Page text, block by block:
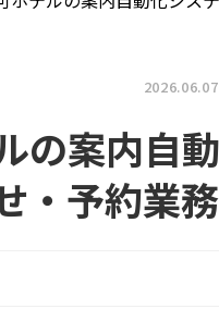
2026.06.07
の案内自
・予約業